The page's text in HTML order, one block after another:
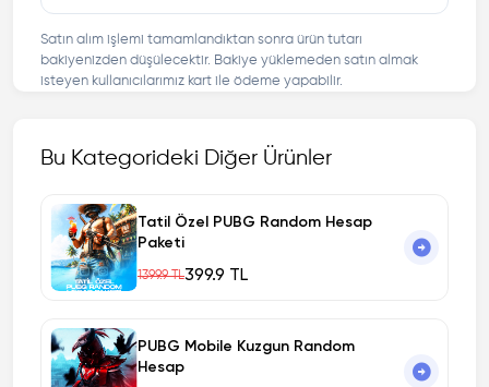
Satın alım işlemi tamamlandıktan sonra ürün tutarı
bakiyenizden düşülecektir. Bakiye yüklemeden satın almak
isteyen kullanıcılarımız kart ile ödeme yapabilir.
Bu Kategorideki Diğer Ürünler
Tatil Özel PUBG Random Hesap
Paketi
1399.9 TL399.9 TL
PUBG Mobile Kuzgun Random
Hesap